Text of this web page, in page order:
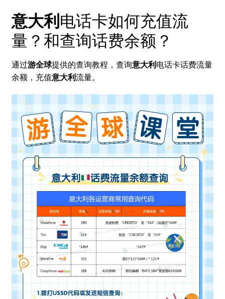
意大利电话卡如何充值流
量？和查询话费余额？
通过游全球提供的查询教程，查询意大利电话卡话费流量
余额，充值意大利流量。